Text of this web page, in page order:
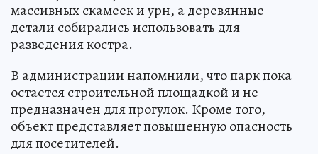
массивных скамеек и урн, а деревянные
детали собирались использовать для
разведения костра.
В администрации напомнили, что парк пока
остается строительной площадкой и не
предназначен для прогулок. Кроме того,
объект представляет повышенную опасность
для посетителей.